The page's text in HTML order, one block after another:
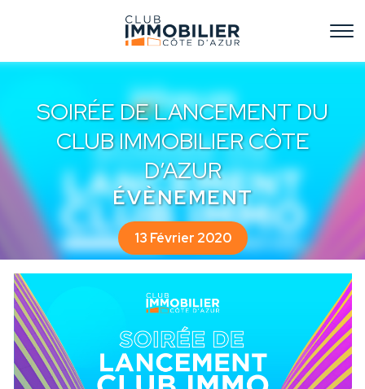
SOIRÉE DE LANCEMENT DU
CLUB IMMOBILIER CÔTE
D’AZUR
ÉVÈNEMENT
13 Février 2020